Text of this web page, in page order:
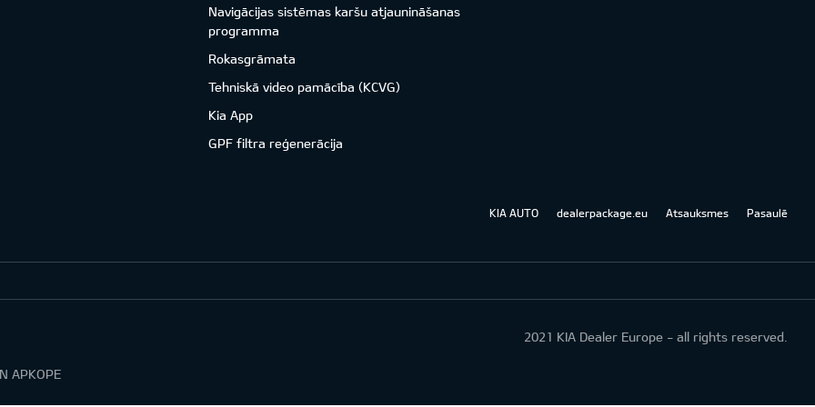
Navigācijas sistēmas karšu atjaunināšanas
programma
Rokasgrāmata
Tehniskā video pamācība (KCVG)
Kia App
GPF filtra reģenerācija
KIA AUTO dealerpackage.eu Atsauksmes Pasaulē
2021 KIA Dealer Europe - all rights reserved.
APKOPE